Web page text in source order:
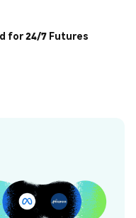
for 24/7 Futures